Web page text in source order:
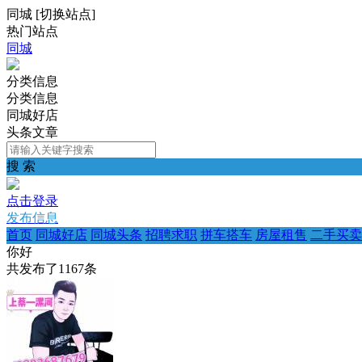
同城 [切换站点]
热门站点
同城
分类信息
分类信息
同城好店
头条文章
搜 索
点击登录
发布信息
首页 同城好店 同城头条 招聘求职 拼车搭车 房屋租售 二手买卖
你好
共发布了1167条